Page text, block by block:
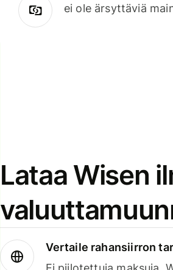
ei ole ärsyttäviä
Lataa Wisen
Vertaile rahansiirron